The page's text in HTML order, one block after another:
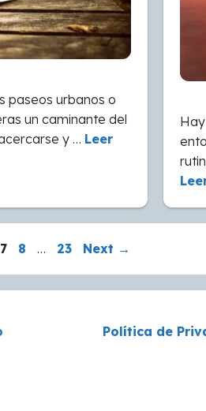
paseos urbanos o
un caminante del
y … Leer
Page
7 Page
8 … Page
23 Next →
Política de